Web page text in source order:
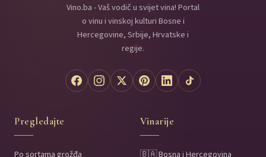
Vino.ba - Vaš vodič u svijet vina! Portal
o vinu i vinskoj kulturi Bosne i
Hercegovine, Srbije, Hrvatske i
regije.
Pregledajte
Po sortama grožđa
Vinarije
🇧🇦 Bosna i Hercegovina